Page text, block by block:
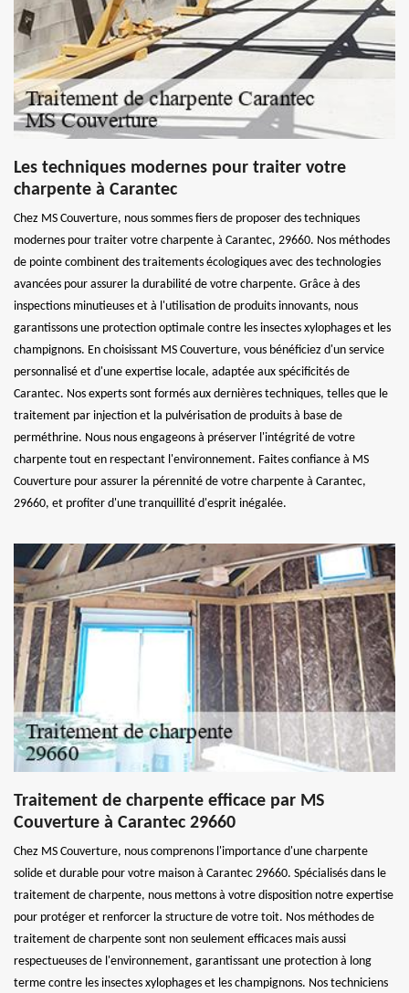
Les techniques modernes pour traiter votre
charpente à Carantec
Chez MS Couverture, nous sommes fiers de proposer des techniques
modernes pour traiter votre charpente à Carantec, 29660. Nos méthodes
de pointe combinent des traitements écologiques avec des technologies
avancées pour assurer la durabilité de votre charpente. Grâce à des
inspections minutieuses et à l'utilisation de produits innovants, nous
garantissons une protection optimale contre les insectes xylophages et les
champignons. En choisissant MS Couverture, vous bénéficiez d'un service
personnalisé et d'une expertise locale, adaptée aux spécificités de
Carantec. Nos experts sont formés aux dernières techniques, telles que le
traitement par injection et la pulvérisation de produits à base de
perméthrine. Nous nous engageons à préserver l'intégrité de votre
charpente tout en respectant l'environnement. Faites confiance à MS
Couverture pour assurer la pérennité de votre charpente à Carantec,
29660, et profiter d'une tranquillité d'esprit inégalée.
Traitement de charpente efficace par MS
Couverture à Carantec 29660
Chez MS Couverture, nous comprenons l'importance d'une charpente
solide et durable pour votre maison à Carantec 29660. Spécialisés dans le
traitement de charpente, nous mettons à votre disposition notre expertise
pour protéger et renforcer la structure de votre toit. Nos méthodes de
traitement de charpente sont non seulement efficaces mais aussi
respectueuses de l'environnement, garantissant une protection à long
terme contre les insectes xylophages et les champignons. Nos techniciens